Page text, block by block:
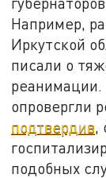
Например,
Иркутской
писали о
опровергли
подтвердив,
подобных